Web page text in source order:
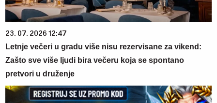
23. 07. 2026 12:47
Letnje večeri u gradu više nisu rezervisane za vikend:
Zašto sve više ljudi bira večeru koja se spontano
pretvori u druženje